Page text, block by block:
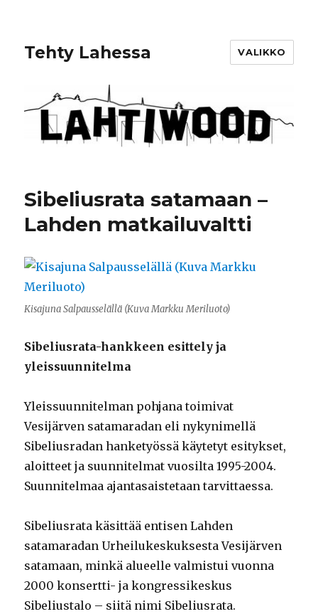
Tehty Lahessa VALIKKO
Sibeliusrata satamaan –
Lahden matkailuvaltti
Kisajuna Salpausselällä (Kuva Markku Meriluoto)
Sibeliusrata-hankkeen esittely ja
yleissuunnitelma
Yleissuunnitelman pohjana toimivat
Vesijärven satamaradan eli nykynimellä
Sibeliusradan hanketyössä käytetyt esitykset,
aloitteet ja suunnitelmat vuosilta 1995-2004.
Suunnitelmaa ajantasaistetaan tarvittaessa.
Sibeliusrata käsittää entisen Lahden
satamaradan Urheilukeskuksesta Vesijärven
satamaan, minkä alueelle valmistui vuonna
2000 konsertti- ja kongressikeskus
Sibeliustalo – siitä nimi Sibeliusrata.